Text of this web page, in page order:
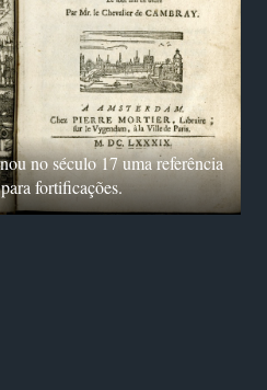
no século 17 uma referência
fortificações.